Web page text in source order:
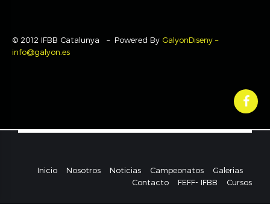
© 2012 IFBB Catalunya – Powered By GalyonDiseny –
info@galyon.es
Inicio Nosotros Noticias Campeonatos
Galerias
Contacto
FEFF- IFBB Cursos